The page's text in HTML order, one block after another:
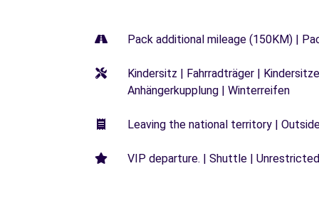
Pack additional mileage (150KM) |
Kindersitz | Fahrradträger |
Anhängerkupplung | Winterreifen
Leaving the national territory |
VIP departure. | Shuttle |